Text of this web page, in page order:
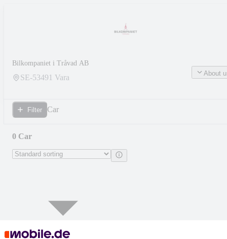
Bilkompaniet i Tråvad AB
SE-53491 Vara About
Filter Car
0 Car